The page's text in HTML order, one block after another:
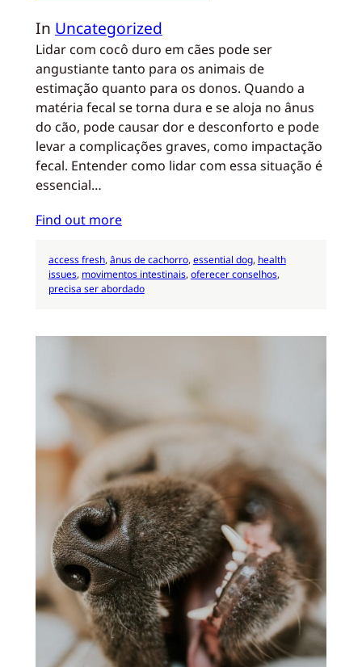
In Uncategorized
Lidar com cocô duro em cães pode ser
angustiante tanto para os animais de
estimação quanto para os donos. Quando a
matéria fecal se torna dura e se aloja no ânus
do cão, pode causar dor e desconforto e pode
levar a complicações graves, como impactação
fecal. Entender como lidar com essa situação é
essencial…
Find out more
access fresh, ânus de cachorro, essential dog, health
issues, movimentos intestinais, oferecer conselhos
precisa ser abordado